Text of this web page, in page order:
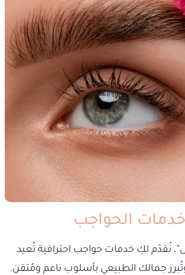
خدمات الحواجب
نُقدّم لكِ خدمات حواجب احترافية تُعيد
جمالك الطبيعي بأسلوب ناعم ومُتقن.